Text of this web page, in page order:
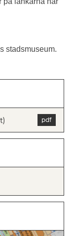
stadsmuseum.